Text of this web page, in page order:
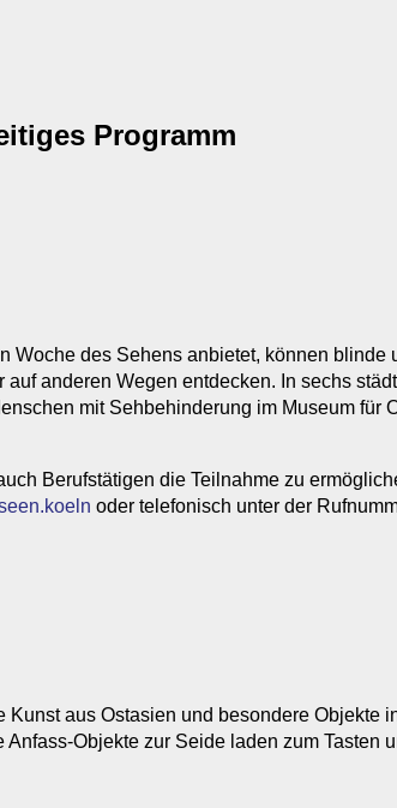
Programm
Woche des Sehens anbietet, können blinde
auf anderen Wegen entdecken. In sechs
mit Sehbehinderung im Museum für
Berufstätigen die Teilnahme zu
oder telefonisch unter der
aus Ostasien und besondere Objekte
Objekte zur Seide laden zum Tasten